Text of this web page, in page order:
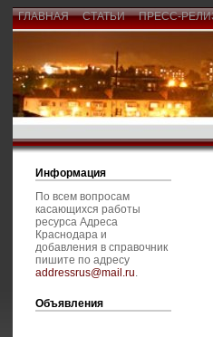
ГЛАВНАЯ СТАТЬИ ПРЕСС-
Информация
По всем вопросам
касающихся работы
ресурса Адреса
Краснодара и
добавления в справочник
пишите по адресу
addressrus@mail.ru.
Объявления